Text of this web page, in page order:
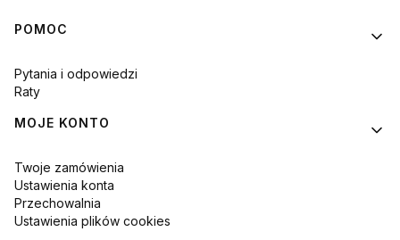
Linki w stopce
POMOC
Pytania i odpowiedzi
Raty
MOJE KONTO
Twoje zamówienia
Ustawienia konta
Przechowalnia
Ustawienia plików cookies